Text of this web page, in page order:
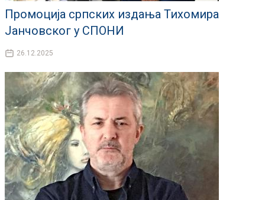
Промоција српских издања Тихомира
Јанчовског у СПОНИ
26.12.2025